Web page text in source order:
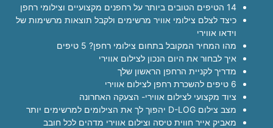
14 הטיפים הטובים ביותר על רחפנים מקצועיים וצילומי רחפן
כיצד לצלם צילומי אוויר מרשימים ולקבל תוצאות מרשימות של
וידאו אווירי
מהו המחיר המקובל בתחום צילומי רחפן? 5 טיפים
איך לבחור את היום הנכון לצילום אווירי
מדריך לקניית הרחפן הראשון שלך
6 טיפים להשכרת רחפן לצילום אווירי
ציוד מקצועי לצילום אווירי- הצעקה האחרונה
מצב צילום D-LOG יהפוך לך את הצילומים למרשימים יותר
מאביק אייר חווית טיסה וצילום אווירי מדהים לכל חובב